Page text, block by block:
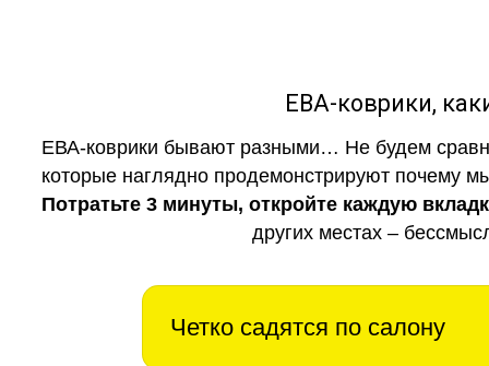
ЕВА-коврики,
ЕВА-коврики бывают разными… Не будем
которые наглядно продемонстрируют почему
Потратьте 3 минуты, откройте каждую
других местах –
Четко садятся по салону